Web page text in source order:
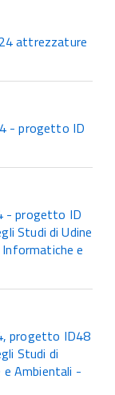
attrezzature
- progetto ID
- progetto ID
Studi di Udine
e
progetto ID48
Studi di
e Ambientali -